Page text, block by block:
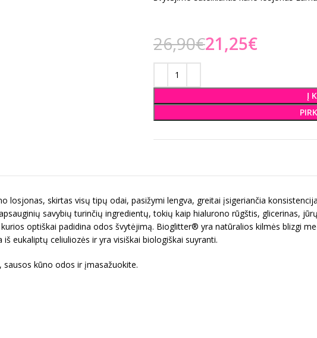
26,90€21,25€
Į
losjonas, skirtas visų tipų odai, pasižymi lengva, greitai įsigeriančia
savybių turinčių ingredientų, tokių kaip hialurono rūgštis, glicerinas,
optiškai padidina odos švytėjimą. Bioglitter® yra natūralios kilmės blizgi
eukaliptų celiuliozės ir yra visiškai biologiškai suyranti.
kūno odos ir įmasažuokite.